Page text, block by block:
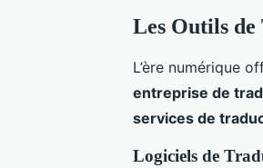
Les Outils
L’ère numérique
entreprise de
services de
Logiciels de